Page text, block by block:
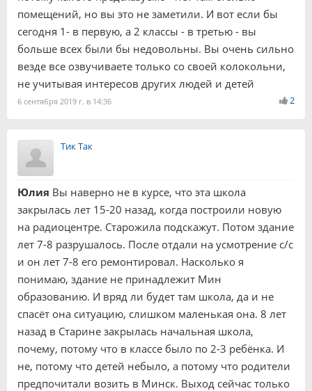
помещений, но вы это не заметили. И вот если бы
сегодня 1- в первую, а 2 классы - в третью - вы
больше всех были бы недовольны. Вы очень сильно
везде все озвучиваете только со своей колокольни,
не учитывая интересов других людей и детей
6 сентября 2019 г. в 14:36 2
Тик Так
Юлия Вы наверно не в курсе, что эта школа
закрылась лет 15-20 назад, когда построили новую
на радиоцентре. Старожила подскажут. Потом здание
лет 7-8 разрушалось. После отдали на усмотрение с/с
и он лет 7-8 его ремонтировал. Насколько я
понимаю, здание не принадлежит Мин
образованию. И вряд ли будет там школа, да и не
спасёт она ситуацию, слишком маленькая она. 8 лет
назад в Старине закрылась начальная школа,
почему, потому что в классе было по 2-3 ребёнка. И
не, потому что детей небыло, а потому что родители
предпочитали возить в Минск. Выход сейчас только